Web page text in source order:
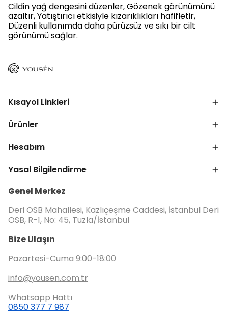
Cildin yağ dengesini düzenler, Gözenek görünümünü
azaltır, Yatıştırıcı etkisiyle kızarıklıkları hafifletir,
Düzenli kullanımda daha pürüzsüz ve sıkı bir cilt
görünümü sağlar.
Kısayol Linkleri
Ürünler
Hesabım
Yasal Bilgilendirme
Genel Merkez
Deri OSB Mahallesi, Kazlıçeşme Caddesi, İstanbul Deri
OSB, R-1, No: 45, Tuzla/İstanbul
Bize Ulaşın
Pazartesi-Cuma 9:00-18:00
info@yousen.com.tr
Whatsapp Hattı
0850 377 7 987